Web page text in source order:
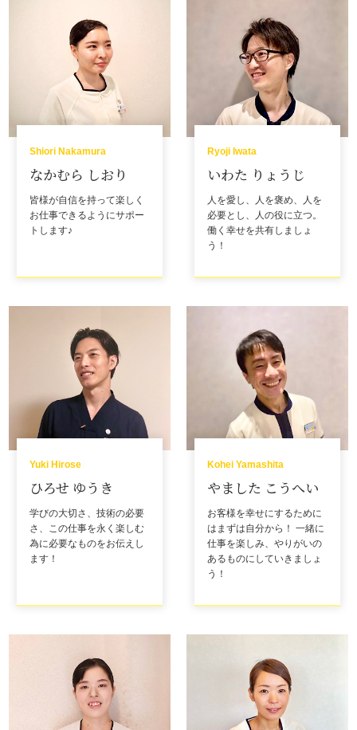
Shiori Nakamura
なかむら しおり
皆様が自信を持って楽しく
お仕事できるようにサポー
トします♪
Ryoji Iwata
いわた りょうじ
人を愛し、人を褒め、人を
必要とし、人の役に立つ。
働く幸せを共有しましょ
う！
Yuki Hirose
ひろせ ゆうき
学びの大切さ、技術の必要
さ、この仕事を永く楽しむ
為に必要なものをお伝えし
ます！
Kohei Yamashita
やました こうへい
お客様を幸せにするために
はまずは自分から！ 一緒に
仕事を楽しみ、やりがいの
あるものにしていきましょ
う！